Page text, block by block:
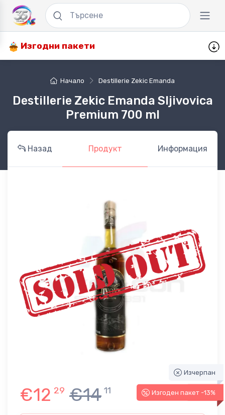
Изгодни пакети
Начало Destillerie Zekic Emanda
Destillerie Zekic Emanda Sljivovica
Premium 700 ml
Назад Продукт Информация
Изчерпан
-13%
Изгоден пакет -13%
€12 29 €14 11